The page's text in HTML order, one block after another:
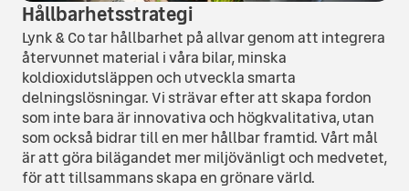
Hållbarhetsstrategi
Lynk & Co tar hållbarhet på allvar genom att integrera
återvunnet material i våra bilar, minska
koldioxidutsläppen och utveckla smarta
delningslösningar. Vi strävar efter att skapa fordon
som inte bara är innovativa och högkvalitativa, utan
som också bidrar till en mer hållbar framtid. Vårt mål
är att göra bilägandet mer miljövänligt och medvetet,
för att tillsammans skapa en grönare värld.